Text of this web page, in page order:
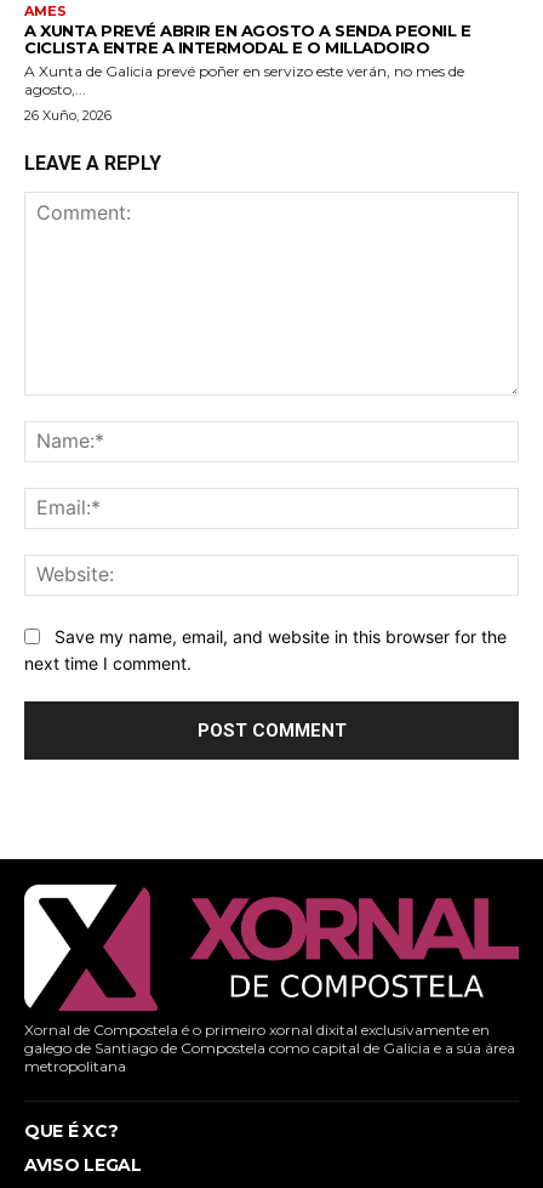
AMES
A XUNTA PREVÉ ABRIR EN AGOSTO A SENDA PEONIL E
CICLISTA ENTRE A INTERMODAL E O MILLADOIRO
A Xunta de Galicia prevé poñer en servizo este verán, no mes de
agosto,...
26 Xuño, 2026
LEAVE A REPLY
Save my name, email, and website in this browser for the
next time I comment.
Xornal de Compostela é o primeiro xornal dixital exclusivamente en
galego de Santiago de Compostela como capital de Galicia e a súa área
metropolitana
QUE É XC?
AVISO LEGAL